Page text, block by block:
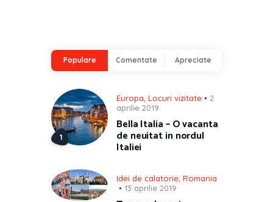
Populare Comentate Apreciate
Europa Locuri vizitate
2
aprilie 2019
Bella Italia – O vacanta
de neuitat in nordul
Italiei
Idei de calatorie Romania
13 aprilie 2019